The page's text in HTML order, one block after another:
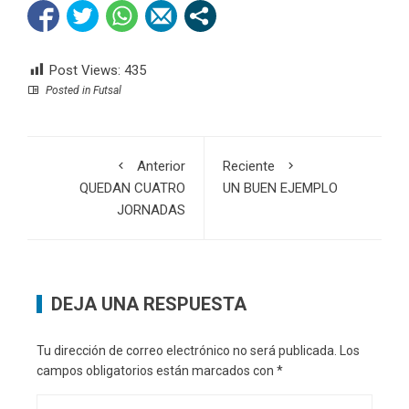
Post Views: 435
Posted in Futsal
Anterior
QUEDAN CUATRO
JORNADAS
Reciente
UN BUEN EJEMPLO
DEJA UNA RESPUESTA
Tu dirección de correo electrónico no será publicada.
Los
campos obligatorios están marcados con *